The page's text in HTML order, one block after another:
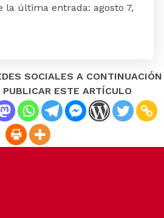
la última entrada: agosto 7,
SOCIALES A CONTINUACIÓN
PUBLICAR ESTE ARTÍCULO